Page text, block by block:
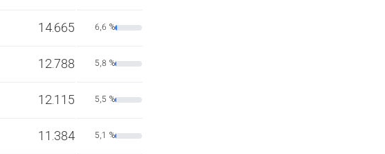
14.665 6,6 %
12.788 5,8 %
12.115 5,5 %
11.384 5,1 %